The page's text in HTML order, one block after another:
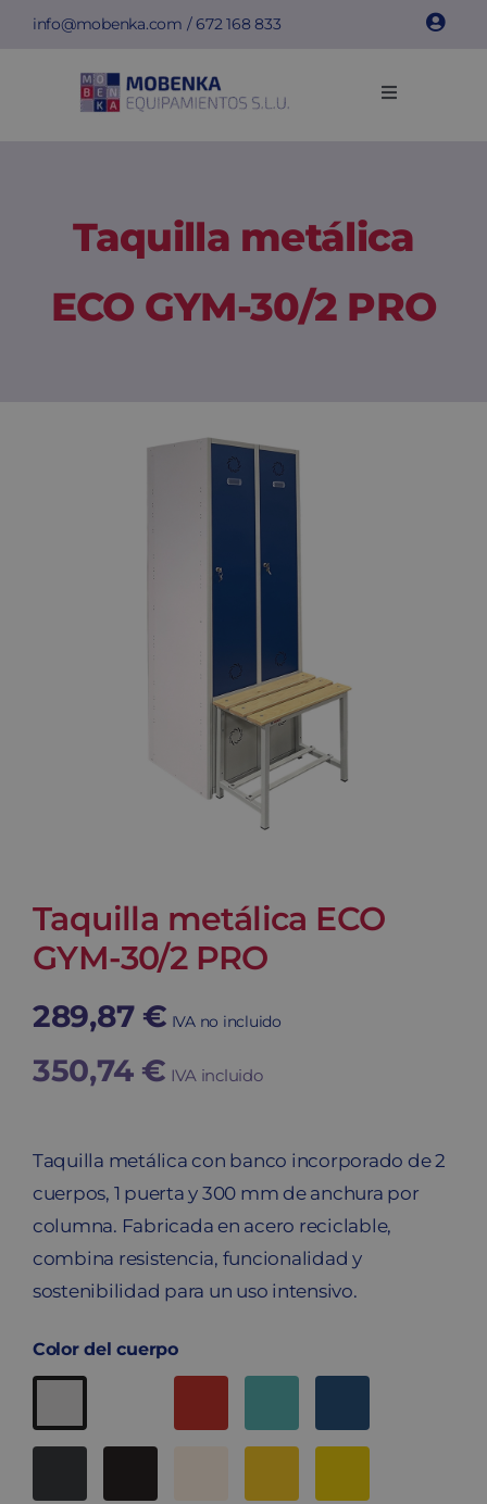
Saltar
contenido
info@mobenka.com /672 168 833
Toggle
Bancos
Instalaciones
Taquilla metálica
ECO GYM-30/2 PRO
Taquilla metálica ECO
GYM-30/2 PRO
289,87 € IVA no incluido
350,74 € IVA incluido
Taquilla metálica con banco incorporado de 2
cuerpos, 1 puerta y 300 mm de anchura por
columna. Fabricada en acero reciclable,
combina resistencia, funcionalidad y
sostenibilidad para un uso intensivo.
Color del cuerpo